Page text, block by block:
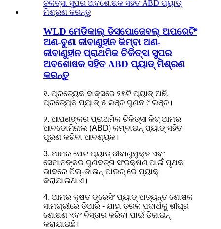
WLD ମେଡିକାଲ୍ ଡିସପୋଜେବଲ୍ ଅପରେଟିଂ
ଅଣ-ବୁଣା ଜୀବାଣୁହୀନ କିମ୍ବା ଅଣ-
ଜୀବାଣୁହୀନ ପ୍ରାଥମିକ ଚିକିତ୍ସା ସୁପର
ଅବଶୋଷକ ସହିତ ABD ପ୍ୟାଡ୍ ମିଶ୍ରଣ
କରନ୍ତୁ
୧. ପ୍ରତ୍ୟେକ ବାକ୍ସରେ ୨୫ଟି ପ୍ୟାଡ୍ ଅଛି,
ପ୍ରତ୍ୟେକ ପ୍ୟାଡ୍ ୫ ଇଞ୍ଚ ଗୁଣନ ୯ ଇଞ୍ଚ।
୨. ଆପଣଙ୍କର ପ୍ରାଥମିକ ଚିକିତ୍ସା କିଟ୍ ଆମର
ଆବଡୋମିନାଲ (ABD) କମ୍ବାଇନ୍ ପ୍ୟାଡ୍ ସହିତ
ପୂରଣ କରିବା ଆବଶ୍ୟକ।
3. ଆମର ପେଟ ପ୍ୟାଡ୍ ଜୀବାଣୁମୁକ୍ତ ଏବଂ
ସେମାନଙ୍କର ଗୁଣବତ୍ତା ସଂରକ୍ଷଣ ପାଇଁ ପୃଥକ
ଭାବରେ ପିଲ୍-ଡାଉନ୍ ପାଉଚ୍ ରେ ପ୍ୟାକ୍
କରାଯାଇଥାଏ।
4. ଆମର କ୍ଷତ ଡ୍ରେସିଂ ପ୍ୟାଡ୍ ଅତ୍ୟନ୍ତ ଶୋଷକ
ସାମଗ୍ରୀରେ ତିଆରି - ଯାହା ତରଳ ପଦାର୍ଥକୁ ଶୀଘ୍ର
ଶୋଷଣ ଏବଂ ବିସ୍ତାର କରିବା ପାଇଁ ଡିଜାଇନ୍
କରାଯାଇଛି।